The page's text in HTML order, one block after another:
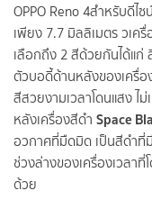
OPPO Reno 4สำหรับดีไซ
เพียง 7.7 มิลลิเมตร วเค
เลือกถึง 2 สีด้วยกันได้แก่
ตัวบอดี้ด้านหลังของเครื่อ
สีสวยงามเวลาโดนแสง
หลังเครื่องสีดำ Space
อวกาศที่มืดมิด เป็นสีดำ
ช่วงล่างของเครื่องเวลา
ด้วย